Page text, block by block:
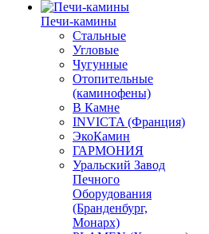
Печи-камины
Стальные
Угловые
Чугунные
Отопительные
(каминофены)
В Камне
INVICTA (Франция)
ЭкоКамин
ГАРМОНИЯ
Уральский Завод
Печного
Оборудования
(Бранденбург,
Монарх)